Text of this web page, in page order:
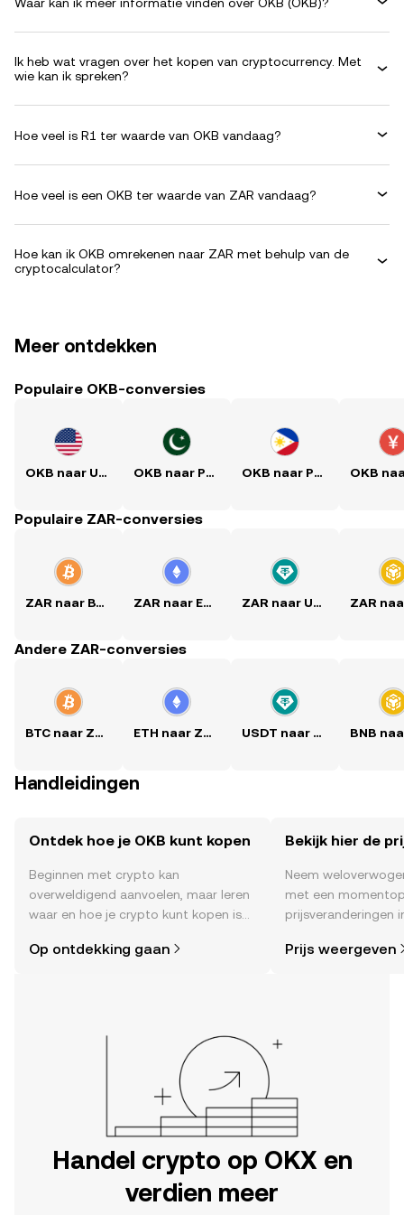
Ik heb wat vragen over het kopen van cryptocurrency. Met
wie kan ik spreken?
Hoe veel is R1 ter waarde van OKB vandaag?
Hoe veel is een OKB ter waarde van ZAR vandaag?
Hoe kan ik OKB omrekenen naar ZAR met behulp van de
cryptocalculator?
Meer ontdekken
Populaire OKB-conversies
OKB naar USD OKB naar PKR OKB naar PHP
Populaire ZAR-conversies
ZAR naar BTC ZAR naar ETH ZAR naar USDT
Andere ZAR-conversies
BTC naar ZAR ETH naar ZAR USDT naar ZAR
Handleidingen
Ontdek hoe je OKB kunt kopen
Beginnen met crypto kan
overweldigend aanvoelen, maar leren
waar en hoe je crypto kunt kopen is
reis op de mobiele app van OKX of
Op ontdekking gaan
Bekijk hier de
Neem
met een
prijsveranderingen
en meer.
Prijs weergeven
Handel crypto op OKX en
verdien meer